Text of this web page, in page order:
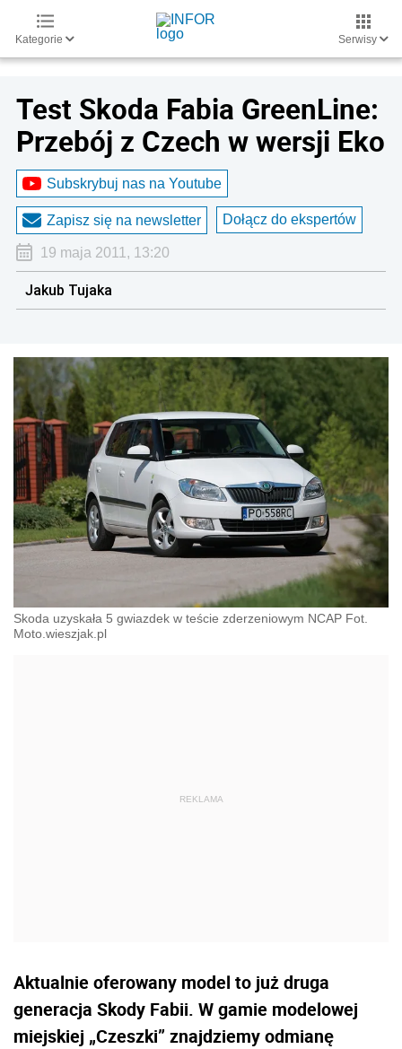
Kategorie Serwisy
Test Skoda Fabia GreenLine:
Przebój z Czech w wersji Eko
Subskrybuj nas na Youtube
Zapisz się na newsletter Dołącz do ekspertów
19 maja 2011, 13:20
Jakub Tujaka
Skoda uzyskała 5 gwiazdek w teście zderzeniowym NCAP Fot.
Moto.wieszjak.pl
Aktualnie oferowany model to już druga
generacja Skody Fabii. W gamie modelowej
miejskiej „Czeszki” znajdziemy odmianę